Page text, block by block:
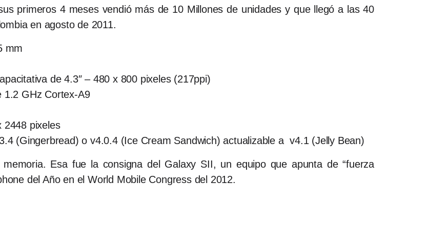
primeros 4 meses vendió más de 10 Millones de unidades y que llegó a las 40
en agosto de 2011.
mm
de 4.3″ – 480 x 800 pixeles (217ppi)
1.2 GHz Cortex-A9
2448 pixeles
(Gingerbread) o v4.0.4 (Ice Cream Sandwich) actualizable a v4.1 (Jelly Bean)
Esa fue la consigna del Galaxy SII, un equipo que apunta de “fuerza
del Año en el World Mobile Congress del 2012.